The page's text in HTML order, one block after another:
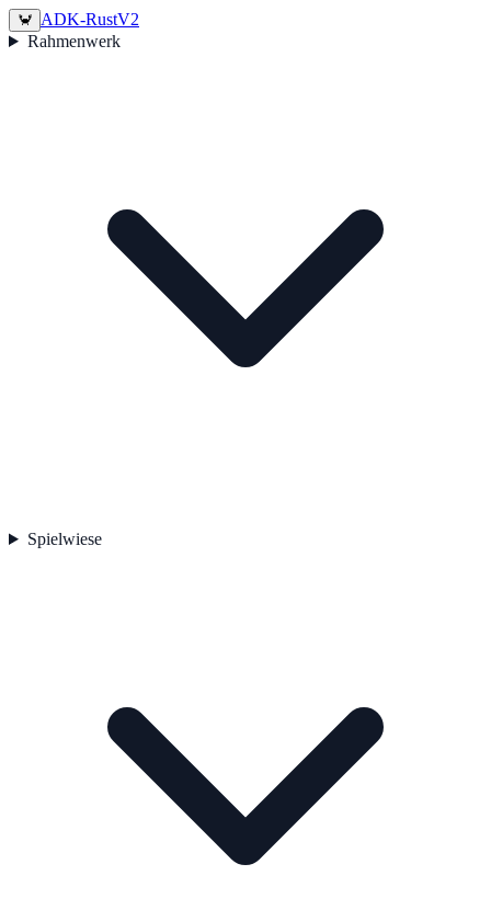
🦀 ADK-RustV2
Rahmenwerk
Spielwiese